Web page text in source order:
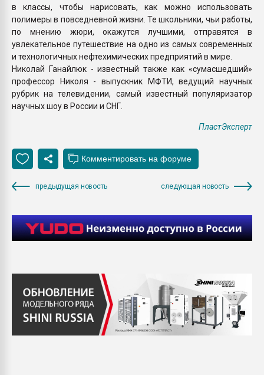
в классы, чтобы нарисовать, как можно использовать
полимеры в повседневной жизни. Те школьники, чьи работы,
по мнению жюри, окажутся лучшими, отправятся в
увлекательное путешествие на одно из самых современных
и технологичных нефтехимических предприятий в мире.
Николай Ганайлюк - известный также как «сумасшедший»
профессор Николя - выпускник МФТИ, ведущий научных
рубрик на телевидении, самый известный популяризатор
научных шоу в России и СНГ.
ПластЭксперт
предыдущая новость следующая новость